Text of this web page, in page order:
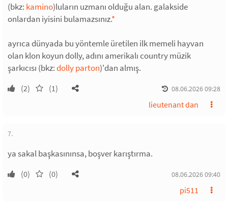
(bkz: kamino)luların uzmanı olduğu alan. galakside
onlardan iyisini bulamazsınız.*
ayrıca dünyada bu yöntemle üretilen ilk memeli hayvan
olan klon koyun dolly, adını amerikalı country müzik
şarkıcısı (bkz:dolly parton)'dan almış.
(2) (1) 08.06.2026 09:28
lieutenant dan
7.
ya sakal başkasınınsa, boşver karıştırma.
(0) (0) 08.06.2026 09:40
pi511